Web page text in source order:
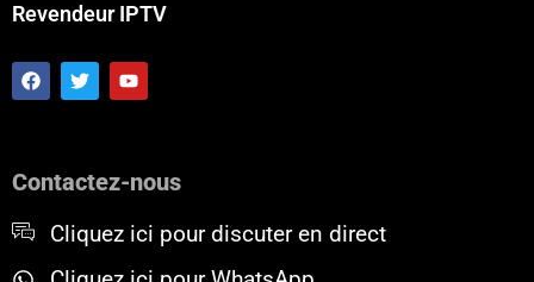
Revendeur IPTV
F
a
c
o
T
w
i
r
Y
o
u
e
Contactez-nous
Cliquez ici pour discuter en direct